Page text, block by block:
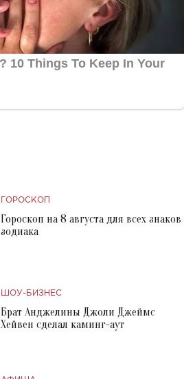
ГОРОСКОП
Гороскоп на 8 августа для всех знаков
зодиака
ШОУ-БИЗНЕС
Брат Анджелины Джоли Джеймс
Хейвен сделал каминг-аут